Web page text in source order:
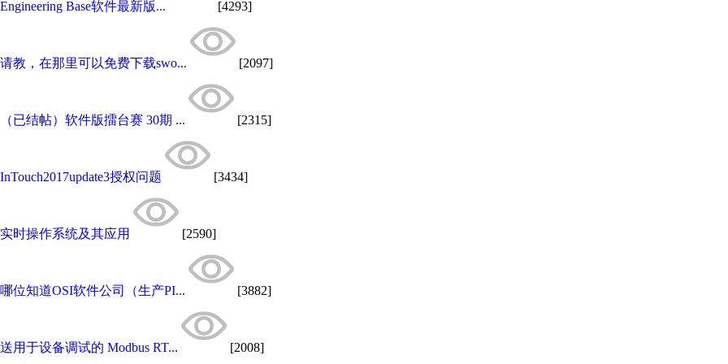
Engineering Base软件最新版... [4293]
请教，在那里可以免费下载swo... [2097]
（已结帖）软件版擂台赛 30期 ... [2315]
InTouch2017update3授权问题 [3434]
实时操作系统及其应用 [2590]
哪位知道OSI软件公司（生产PI... [3882]
送用于设备调试的 Modbus RT... [2008]